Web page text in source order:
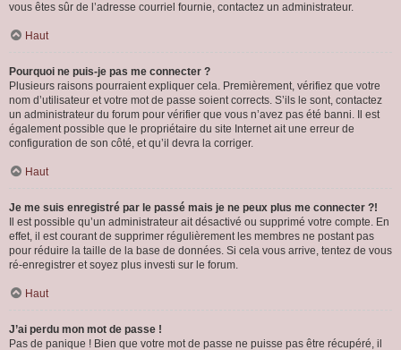
vous êtes sûr de l’adresse courriel fournie, contactez un administrateur.
Haut
Pourquoi ne puis-je pas me connecter ?
Plusieurs raisons pourraient expliquer cela. Premièrement, vérifiez que votre
nom d’utilisateur et votre mot de passe soient corrects. S’ils le sont, contactez
un administrateur du forum pour vérifier que vous n’avez pas été banni. Il est
également possible que le propriétaire du site Internet ait une erreur de
configuration de son côté, et qu’il devra la corriger.
Haut
Je me suis enregistré par le passé mais je ne peux plus me connecter ?!
Il est possible qu’un administrateur ait désactivé ou supprimé votre compte. En
effet, il est courant de supprimer régulièrement les membres ne postant pas
pour réduire la taille de la base de données. Si cela vous arrive, tentez de vous
ré-enregistrer et soyez plus investi sur le forum.
Haut
J’ai perdu mon mot de passe !
Pas de panique ! Bien que votre mot de passe ne puisse pas être récupéré, il